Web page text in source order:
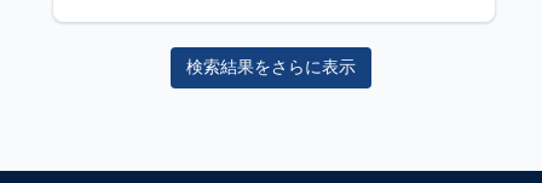
検索結果をさらに表示